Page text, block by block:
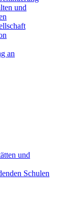
und
an
und
Schulen